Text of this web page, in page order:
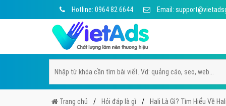
Hotline: 0964 82 6644 Email:
Trang chủ Hỏi đáp là gì Hali Là Gì? Tìm Hiểu Về